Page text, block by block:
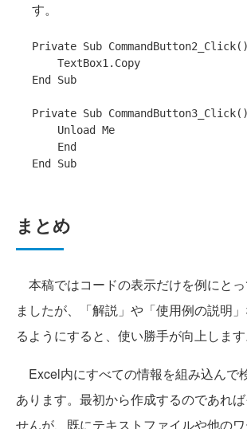
す。
Private Sub CommandButton2_Click()
End
Sub
Private Sub CommandButton3_Click()
    Unload
Me
End
End
Sub
まとめ
本稿ではコードの表示だけを例にと
ましたが、「解説」や「使用例の説明
るようにすると、使い勝手が向上します
Excel内にすべての情報を組み込んで
あります。最初から作成するのであれ
せんが、既にテキストファイルや他の